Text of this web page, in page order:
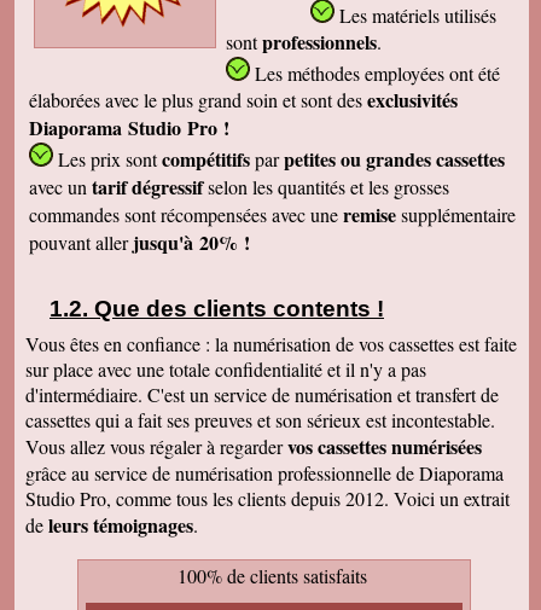
Les matériels utilisés
sontprofessionnels.
Les méthodes employéesont été
élaborées avec le plus grand soin et sont desexclusivités
Diaporama Studio Pro !
Les prix sontcompétitifsparpetitesou grandes cassettes
avec un tarif dégressifselon les quantités et les grosses
commandes sont récompensées avec uneremisesupplémentaire
pouvant allerjusqu'à 20% !
Que des clients contents !
Vous êtes en confiance : la numérisation de vos cassettes est faite
sur place avec une totale confidentialité et il n'y a pas
d'intermédiaire. C'est un service de numérisation et transfert de
cassettes qui a fait ses preuves et son sérieux est incontestable.
Vous allez vous régaler à regardervos cassettes numérisées
grâce au service de numérisation professionnelle de Diaporama
Studio Pro, comme tous les clients depuis 2012. Voici un extrait
deleurs témoignages.
100% de clients satisfaits